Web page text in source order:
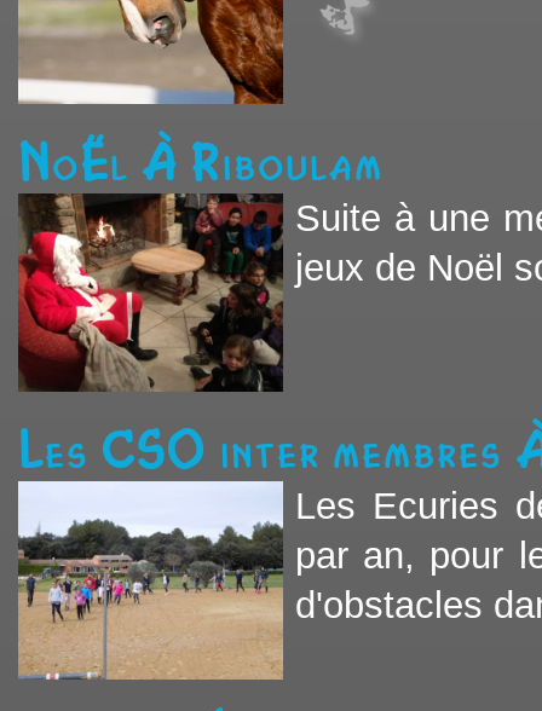
Noël à Riboulam
Suite à une
jeux de Noël
Les CSO inter membres
Les Ecuries
par an, pour
d'obstacles